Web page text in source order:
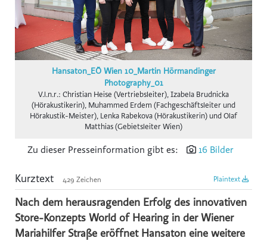
Karriere mit Schere
AustroCel
Monat der Hautgesundheit
Schlumberger
Schultz Gruppe
TVB Ferienregion Fügen-Kaltenbach im Zillertal
TYROLIT
Hansaton_EÖ Wien 10_Martin Hörmandinger
Photography_01
V.l.n.r.: Christian Heise (Vertriebsleiter), Izabela Brudnicka
(Hörakustikerin), Muhammed Erdem (Fachgeschäftsleiter und
Hörakustik-Meister), Lenka Rabekova (Hörakustikerin) und Olaf
Matthias (Gebietsleiter Wien)
Zu dieser Presseinformation gibt es: 16 Bilder
Kurztext 429 Zeichen Plaintext
Nach dem herausragenden Erfolg des innovativen
Store-Konzepts World of Hearing in der Wiener
Mariahilfer Straße eröffnet Hansaton eine weitere